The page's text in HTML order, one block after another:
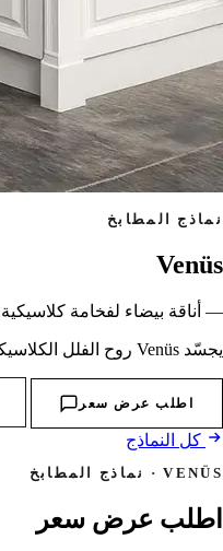
نماذج المطابخ
Venüs
— أناقة بيضاء لفخامة
يجسّد Venüs روح الفلل الكلاسيكية بأبواب لاكيه مصنوعة يدويًا وتصميم شفّاط فخم. يمنح لونه الأبيض ونسيجه الرخامي إحساسًا نبيلًا بالرحابة.
اطلب عرض سعر
كل النماذج
VENÜS · نماذج المطابخ
اطلب عرض سعر